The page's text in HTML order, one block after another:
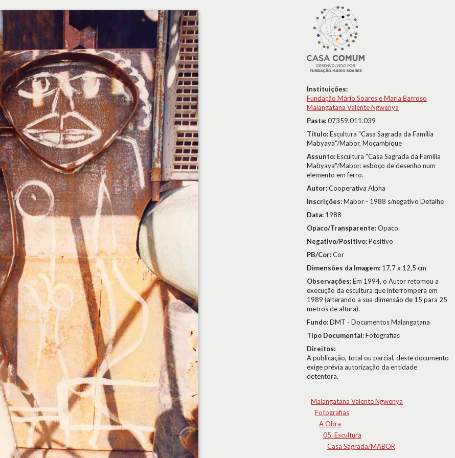
Instituições:
Fundação Mário Soares e Maria Barroso
Malangatana Valente Ngwenya
Pasta:07359.011.039
Título:Escultura "Casa Sagrada da Família
Mabyaya"/Mabor, Moçambique
Assunto:Escultura "Casa Sagrada da Família
Mabyaya"/Mabor: esboço de desenho num
elemento em ferro.
Autor:Cooperativa Alpha
Inscrições:Mabor - 1988 s/negativo Detalhe
Data: 1988
Opaco/Transparente:Opaco
Negativo/Positivo:Positivo
PB/Cor:Cor
Dimensões da Imagem: 17,7 x 12,5 cm
Observações:Em 1994, o Autor retomou a
execução da escultura que interrompera em
1989 (alterando a sua dimensão de 15 para 25
metros de altura).
Fundo:DMT - Documentos Malangatana
Tipo Documental:Fotografias
Direitos:
A publicação, total ou parcial, deste documento
exige prévia autorização da entidade
detentora.
Malangatana Valente Ngwenya
Fotografias
A Obra
05. Escultura
Casa Sagrada/MABOR